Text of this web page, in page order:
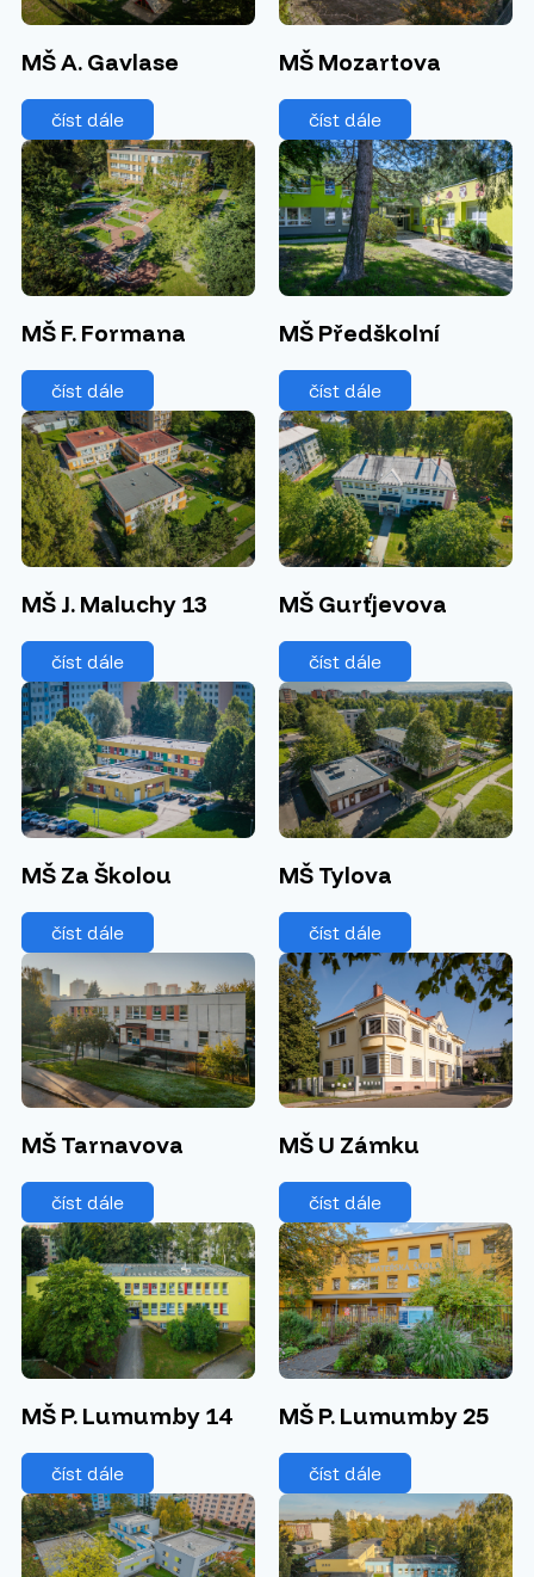
MŠ A. Gavlase
číst dále
MŠ Mozartova
číst dále
MŠ F. Formana
číst dále
MŠ Předškolní
číst dále
MŠ J. Maluchy 13
číst dále
MŠ Gurťjevova
číst dále
MŠ Za Školou
číst dále
MŠ Tylova
číst dále
MŠ Tarnavova
číst dále
MŠ U Zámku
číst dále
MŠ P. Lumumby 14
číst dále
MŠ P. Lumumby 25
číst dále